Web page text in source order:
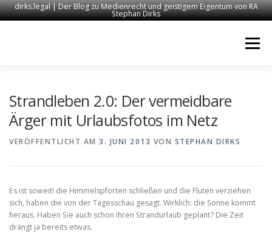
dirks.legal | Der Blog zu Medienrecht und geistigem Eigentum von RA
Stephan Dirks
Menü
Strandleben 2.0: Der vermeidbare
Ärger mit Urlaubsfotos im Netz
VERÖFFENTLICHT AM 3. JUNI 2013 VON STEPHAN DIRKS
Es ist soweit! die Himmelspforten schließen und die Fluten verziehen
sich, haben die von der Tagesschau gesagt. Wirklich: die Sonne kommt
heraus. Haben Sie auch schon Ihren Strandurlaub geplant? Die Zeit
drängt ja bereits etwas.